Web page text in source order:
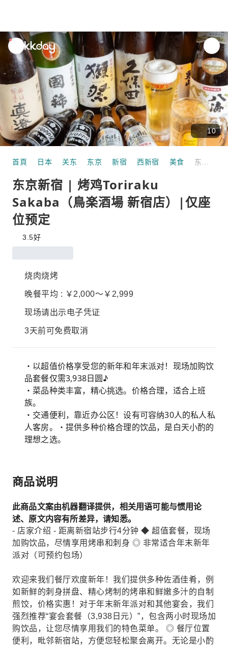
unread
notifications
10
首頁 日本 关东 东京 新宿 西新宿 美食
东京新宿 | 烤鸡Toriraku
Sakaba（鳥楽酒場 新宿店）|仅座
位预定
3.5好
烧肉烧烤
晚餐平均 : ￥2,000～￥2,999
现场请出示电子凭证
3天前可免费取消
・以超值价格享受您的新年和年末派对！现场加购饮
品套餐仅需3,938日圆♪
・菜品种类丰富，精心挑选。价格合理，适合上班
族。
・交通便利，靠近办公区！设有可容纳30人的私人私
人客房。・提供多种价格合理的饮品，是白天小酌的
理想之选。
商品说明
此商品文案由机器翻译提供，相关用语可能与惯用论
述、原文内容有所差异，请知悉。
- 店家介绍 - 距离新宿站步行4分钟 ◆ 超值套餐，现场
加购饮品，尽情享用烤串和刺身 ◎ 非常适合年末新年
派对（可预约包场）
欢迎来我们餐厅欢度新年！我们提供多种佐酒佳肴，例
如新鲜的刺身拼盘、精心烤制的烤串和鲜嫩多汁的自制
煎饺，价格实惠！对于年末新年派对和其他宴会，我们
强烈推荐“宴会套餐（3,938日元）”，包含两小时现场加
购饮品，让您尽情享用我们的特色菜单。 ◎ 餐厅位置
便利，毗邻新宿站，方便您轻松聚会离开。无论是小酌